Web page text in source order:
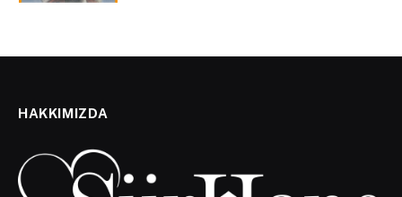
HAKKIMIZDA